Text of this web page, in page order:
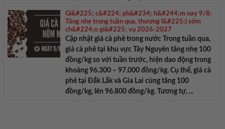
Gi&#225; c&#224; ph&#234; h&#244;m nay 9/8:
Tăng nhẹ trong tuần qua, thương l&#225;i sớm
ch&#224;o gi&#225; vụ 2026-2027
Cập nhật giá cà phê trong nước Trong tuần qua,
giá cà phê tại khu vực Tây Nguyên tăng nhẹ 100
đồng/kg so với tuần trước, hiện dao động trong
khoảng 96.300 – 97.000 đồng/kg. Cụ thể, giá cà
phê tại Đắk Lắk và Gia Lai cùng tăng 100
đồng/kg, lên 96.800 đồng/kg. Tương tự, ...